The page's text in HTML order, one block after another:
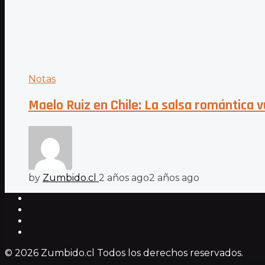
Notas
Maelo Ruiz en Chile: La salsa romántica
by Zumbido.cl 2 años ago2 años ago
© 2026 Zumbido.cl Todos los derechos reservados.